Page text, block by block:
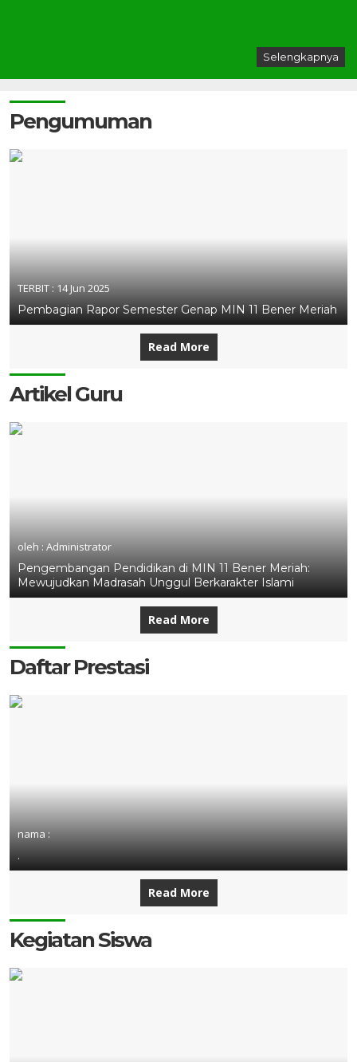
Selengkapnya
Pengumuman
TERBIT : 14 Jun 2025
Pembagian Rapor Semester Genap MIN 11 Bener Meriah
Read More
Artikel Guru
oleh : Administrator
Pengembangan Pendidikan di MIN 11 Bener Meriah:
Mewujudkan Madrasah Unggul Berkarakter Islami
Read More
Daftar Prestasi
nama :
.
Read More
Kegiatan Siswa